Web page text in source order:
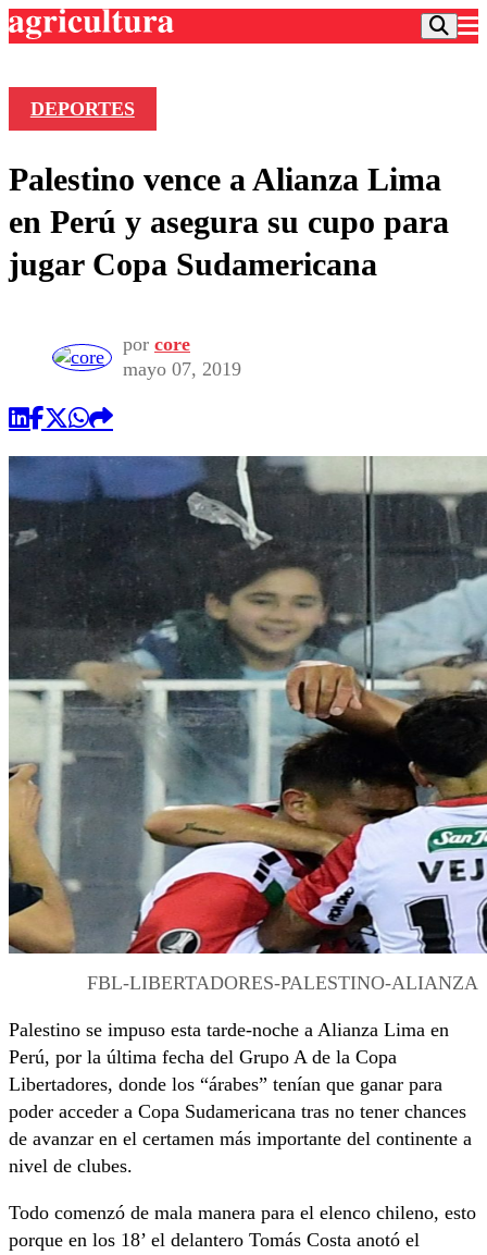
Frecuencias
Agricultura TV
Deportes
Colo Colo
Seleccion Chilena
Torneo Internacional
Universidad de Chile
Entretención
Economía
Internacional
Sustentabilidad
Publicaciones en medios
Opinión
DEPORTES
Palestino vence a Alianza Lima
en Perú y asegura su cupo para
jugar Copa Sudamericana
por core
mayo 07, 2019
FBL-LIBERTADORES-PALESTINO-ALIANZA
Palestino se impuso esta tarde-noche a Alianza Lima en
Perú, por la última fecha del Grupo A de la Copa
Libertadores, donde los “árabes” tenían que ganar para
poder acceder a Copa Sudamericana tras no tener chances
de avanzar en el certamen más importante del continente a
nivel de clubes.
Todo comenzó de mala manera para el elenco chileno, esto
porque en los 18’ el delantero Tomás Costa anotó el